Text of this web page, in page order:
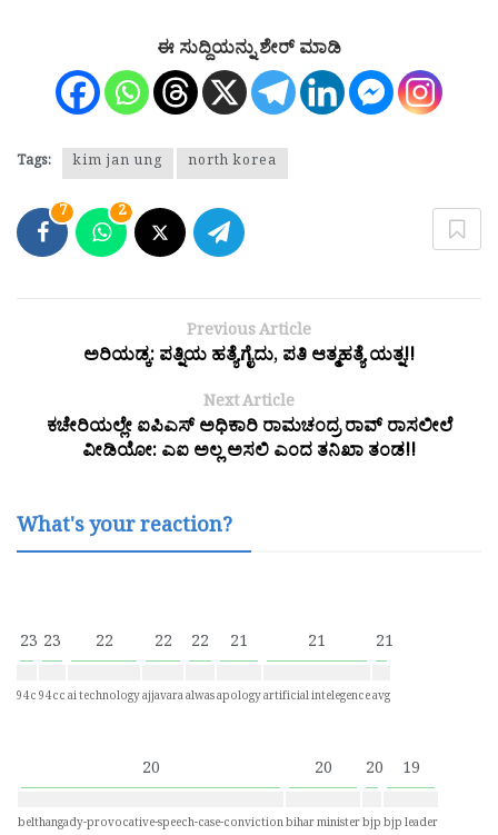
ಈ ಸುದ್ದಿಯನ್ನು ಶೇರ್ ಮಾಡಿ
Tags: kim jan ung north korea
7 2
Previous Article
ಅರಿಯಡ್ಕ: ಪತ್ನಿಯ ಹತ್ಯೆಗೈದು, ಪತಿ ಆತ್ಮಹತ್ಯೆ ಯತ್ನ!!
Next Article
ಕಚೇರಿಯಲ್ಲೇ ಐಪಿಎಸ್ ಅಧಿಕಾರಿ ರಾಮಚಂದ್ರ ರಾವ್ ರಾಸಲೀಲೆ
ವೀಡಿಯೋ: ಎಐ ಅಲ್ಲ ಅಸಲಿ ಎಂದ ತನಿಖಾ ತಂಡ!!
What's your reaction?
23
94c
23
94cc
22
ai technology
22
ajjavara
22
alwas
21
apology
21
artificial intelegence
21
avg
20
belthangady-provocative-speech-case-conviction
20
bihar minister
20
bjp
19
bjp leader